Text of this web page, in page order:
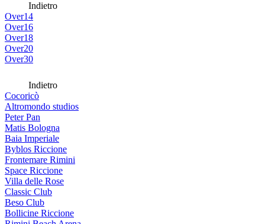
Indietro
Over14
Over16
Over18
Over20
Over30
Indietro
Cocoricò
Altromondo studios
Peter Pan
Matis Bologna
Baia Imperiale
Byblos Riccione
Frontemare Rimini
Space Riccione
Villa delle Rose
Classic Club
Beso Club
Bollicine Riccione